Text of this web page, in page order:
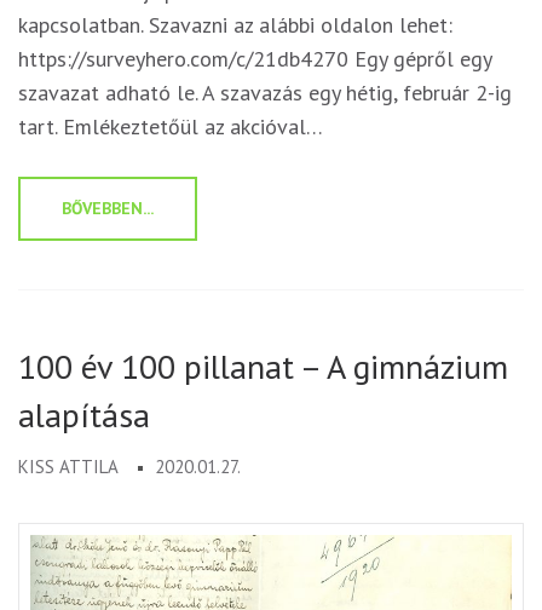
kapcsolatban. Szavazni az alábbi oldalon lehet:
https://surveyhero.com/c/21db4270 Egy gépről egy
szavazat adható le. A szavazás egy hétig, február 2-ig
tart. Emlékeztetőül az akcióval…
BŐVEBBEN...
100 év 100 pillanat – A gimnázium
alapítása
KISS ATTILA 2020.01.27.